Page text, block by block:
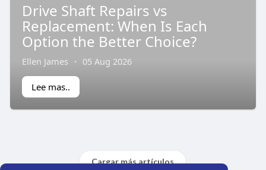
Drive Shaft Repairs vs
Replacement: When Is Each
Option the Better Choice?
Ellen James · 05 Aug 2026
Lee mas..
Cargar más artículos